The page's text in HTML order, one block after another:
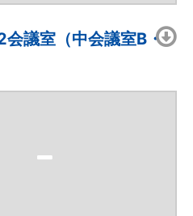
議室（中会議室B・